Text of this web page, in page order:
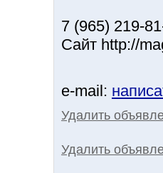
7 (965) 219-
Сайт http://
e-mail:
Удалить
Удалить